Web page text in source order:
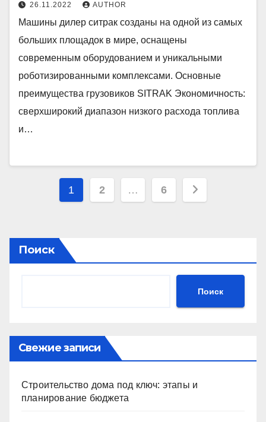
26.11.2022 AUTHOR
Машины дилер ситрак созданы на одной из самых
больших площадок в мире, оснащены
современным оборудованием и уникальными
роботизированными комплексами. Основные
преимущества грузовиков SITRAK Экономичность:
сверхширокий диапазон низкого расхода топлива
и…
Пагинация
1 2 … 6
Поиск
Поиск
Свежие записи
Строительство дома под ключ: этапы и
планирование бюджета